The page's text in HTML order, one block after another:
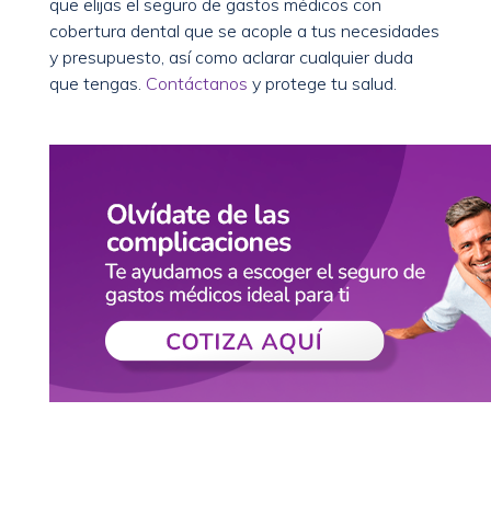
cobertura dental que se acople a tus necesidades
y presupuesto, así como aclarar cualquier duda
que tengas. Contáctanos y protege tu salud.